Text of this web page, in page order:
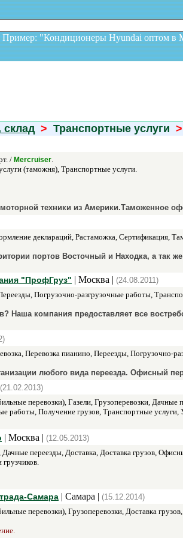
Пример: "Кондиционеры Hyundai
склад > Транспортные услуги >
/ Mercruiser.
(таможня), Транспортные услуги.
техники из Америки.Таможенное
деклараций, Растаможка, Сертификация,
портов Восточный и Находка, а так
"ПрофГруз" | Москва | (24.08.2011)
Погрузочно-разгрузочные работы,
Наша компания предоставляет все
Перевозка пианино, Переезды, Погрузочно-
любого вида переезда. Офисный
(21.02.2013)
перевозки), Газели, Грузоперевозки,
работы, Получение грузов, Транспортные услуги,
| Москва | (12.05.2013)
Дачные переезды, Доставка, Доставка грузов,
Самара | Самара | (15.12.2014)
перевозки), Грузоперевозки, Доставка